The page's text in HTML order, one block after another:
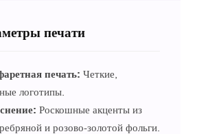
печати
печать: Четкие,
логотипы.
Роскошные акценты из
и розово-золотой фольги.